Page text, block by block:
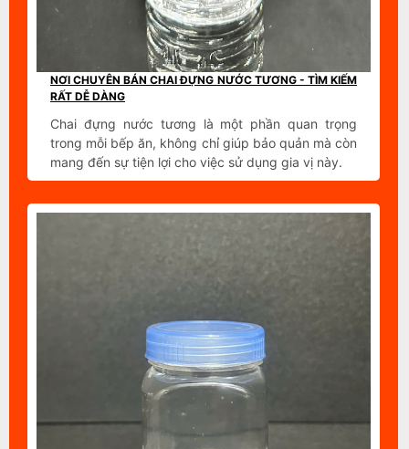
NƠI CHUYÊN BÁN CHAI ĐỰNG NƯỚC TƯƠNG - TÌM KIẾM
RẤT DỄ DÀNG
Chai đựng nước tương là một phần quan trọng
trong mỗi bếp ăn, không chỉ giúp bảo quản mà còn
mang đến sự tiện lợi cho việc sử dụng gia vị này.